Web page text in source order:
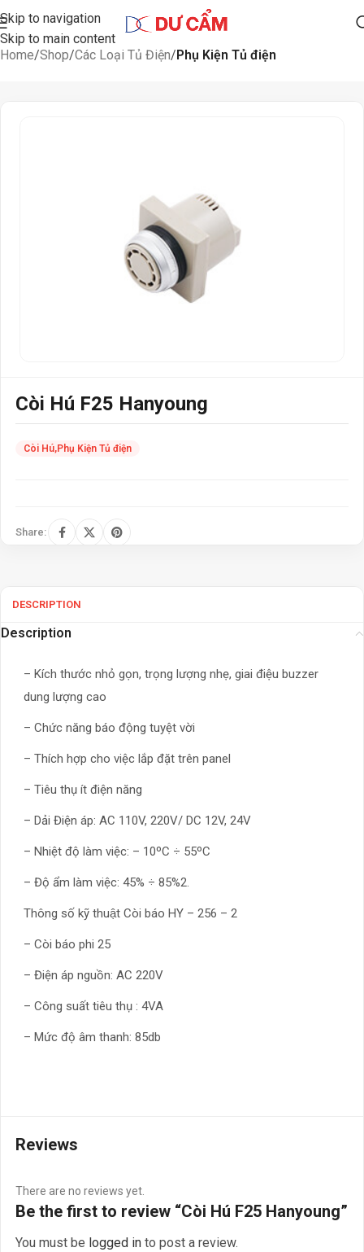
Skip to navigation
Skip to main content
Home Shop Các Loại Tủ Điện Phụ Kiện Tủ điện
Còi Hú F25 Hanyoung
Còi Hú,Phụ Kiện Tủ điện
Share:
DESCRIPTION
Description
– Kích thước nhỏ gọn, trọng lượng nhẹ, giai điệu buzzer
dung lượng cao
– Chức năng báo động tuyệt vời
– Thích hợp cho việc lắp đặt trên panel
– Tiêu thụ ít điện năng
– Dải Điện áp: AC 110V, 220V/ DC 12V, 24V
– Nhiệt độ làm việc: – 10ºC ÷ 55ºC
– Độ ẩm làm việc: 45% ÷ 85%2.
Thông số kỹ thuật Còi báo HY – 256 – 2
– Còi báo phi 25
– Điện áp nguồn: AC 220V
– Công suất tiêu thụ : 4VA
– Mức độ âm thanh: 85db
Reviews
There are no reviews yet.
Be the first to review “Còi Hú F25 Hanyoung”
You must be logged in to post a review.